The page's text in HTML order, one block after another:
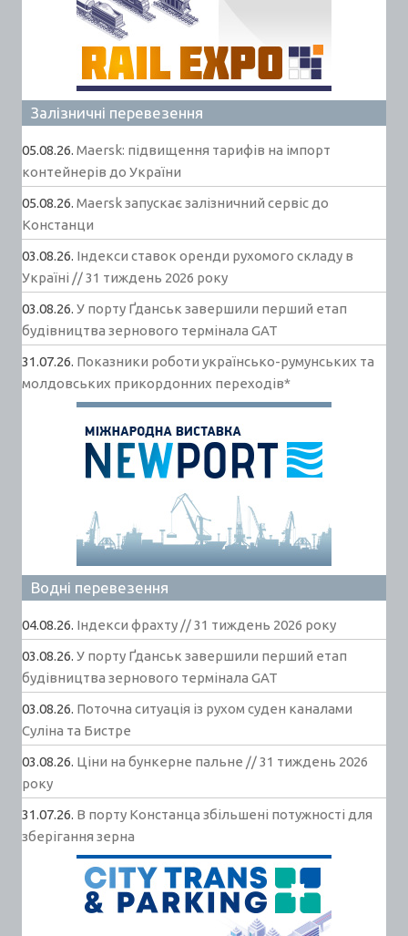
Залізничні перевезення
05.08.26. Maersk: підвищення тарифів на імпорт
контейнерів до України
05.08.26. Maersk запускає залізничний сервіс до
Констанци
03.08.26. Індекси ставок оренди рухомого складу в
Україні // 31 тиждень 2026 року
03.08.26. У порту Ґданськ завершили перший етап
будівництва зернового термінала GAT
31.07.26. Показники роботи українсько-румунських та
молдовських прикордонних переходів*
Водні перевезення
04.08.26. Індекси фрахту // 31 тиждень 2026 року
03.08.26. У порту Ґданськ завершили перший етап
будівництва зернового термінала GAT
03.08.26. Поточна ситуація із рухом суден каналами
Суліна та Бистре
03.08.26. Ціни на бункерне пальне // 31 тиждень 2026
року
31.07.26. В порту Констанца збільшені потужності для
зберігання зерна